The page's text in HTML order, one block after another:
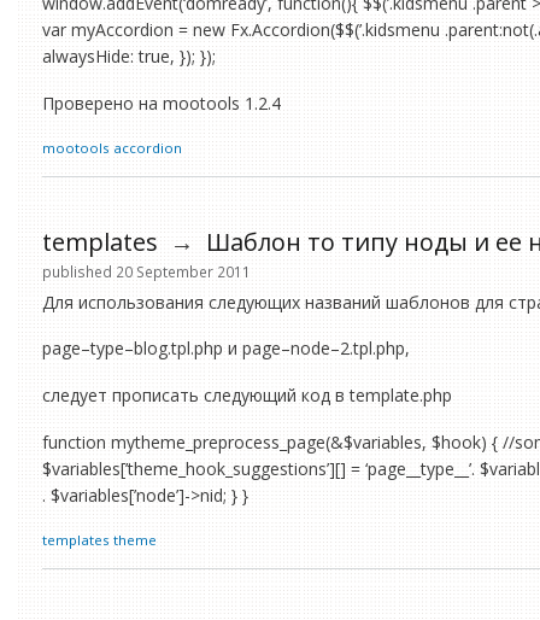
var myAccordion = new Fx.Accordion($$(’.kidsmenu
alwaysHide: true, }); });
Проверено на mootools 1.2.4
mootools accordion
templates→Шаблон то типу ноды и ее
published 20 September 2011
Для использования следующих названий шаблонов для
page–type–blog.tpl.php и page–node–2.tpl.php,
следует прописать следующий код в template.php
function mytheme_preprocess_page(&$variables, $hook) { //
$variables[’theme_hook_suggestions’][] = ‘page__type__’.
. $variables[’node’]->nid; } }
templates theme